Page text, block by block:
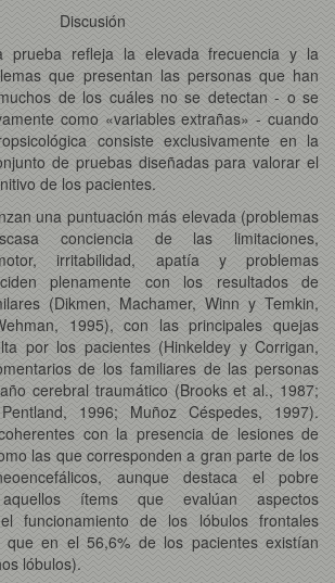
Discusión
prueba refleja la elevada frecuencia y la
que presentan las personas que han
de los cuáles no se detectan - o se
como «variables extrañas» - cuando
consiste exclusivamente en la
de pruebas diseñadas para valorar el
de los pacientes.
una puntuación más elevada (problemas
conciencia de las limitaciones,
irritabilidad, apatía y problemas
plenamente con los resultados de
(Dikmen, Machamer, Winn y Temkin,
1995), con las principales quejas
por los pacientes (Hinkeldey y Corrigan,
de los familiares de las personas
cerebral traumático (Brooks et al., 1987;
1996; Muñoz Céspedes, 1997).
con la presencia de lesiones de
las que corresponden a gran parte de los
aunque destaca el pobre
ítems que evalúan aspectos
funcionamiento de los lóbulos frontales
que en el 56,6% de los pacientes existían
lóbulos).